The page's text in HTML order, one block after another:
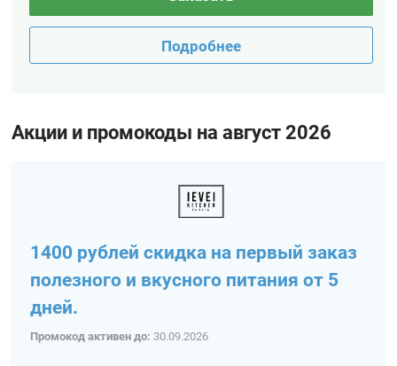
Подробнее
Акции и промокоды на август 2026
1400 рублей скидка на первый заказ
полезного и вкусного питания от 5
дней.
Промокод активен до: 30.09.2026